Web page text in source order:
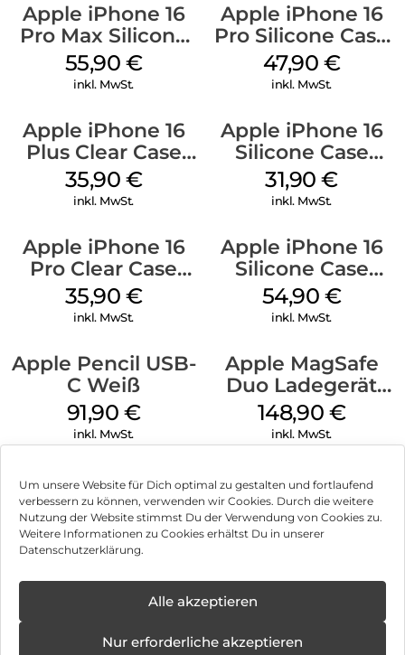
Um unsere Website für Dich optimal zu gestalten und fortlaufend
verbessern zu können, verwenden wir Cookies. Durch die weitere
Nutzung der Website stimmst Du der Verwendung von Cookies zu.
Weitere Informationen zu Cookies erhältst Du in unserer
Datenschutzerklärung.
Alle akzeptieren
Nur erforderliche akzeptieren
Apple iPhone 16
Pro Max Silicone
Case MagSafe
Stone Gray
55,90 €
inkl. MwSt.
Apple iPhone 16
Pro Silicone Case
MagSafe Denim
47,90 €
inkl. MwSt.
Apple iPhone 16
Plus Clear Case
MagSafe
Transparent
35,90 €
inkl. MwSt.
Apple iPhone 16
Silicone Case
MagSafe Fuchsia
31,90€
inkl. MwSt.
Apple iPhone 16
Pro Clear Case
MagSafe
Transparent
35,90 €
inkl. MwSt.
Apple iPhone 16
Silicone Case
MagSafe Black
54,90 €
inkl. MwSt.
Apple Pencil USB-
C Weiß
91,90 €
inkl. MwSt.
Apple MagSafe
Duo Ladegerät
Weiß
148,90 €
inkl. MwSt.
Impressum